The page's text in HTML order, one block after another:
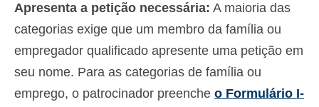
Apresenta a petição necessária: A maioria das
categorias exige que um membro da família ou
empregador qualificado apresente uma petição em
seu nome. Para as categorias de família ou
emprego, o patrocinador preenche o Formulário I-